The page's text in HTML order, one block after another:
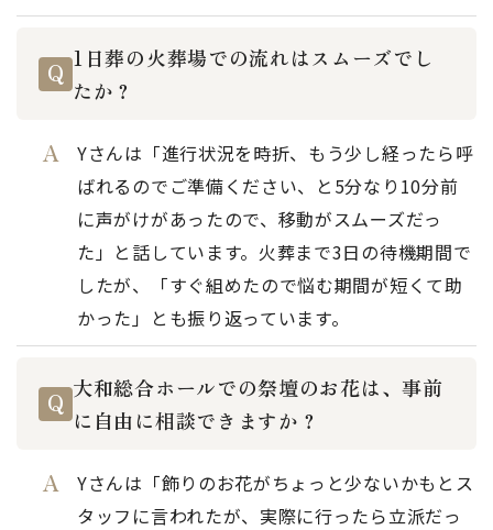
1日葬の火葬場での流れはスムーズでし
たか？
Yさんは「進行状況を時折、もう少し経ったら呼
ばれるのでご準備ください、と5分なり10分前
に声がけがあったので、移動がスムーズだっ
た」と話しています。火葬まで3日の待機期間で
したが、「すぐ組めたので悩む期間が短くて助
かった」とも振り返っています。
大和総合ホールでの祭壇のお花は、事前
に自由に相談できますか？
Yさんは「飾りのお花がちょっと少ないかもとス
タッフに言われたが、実際に行ったら立派だっ